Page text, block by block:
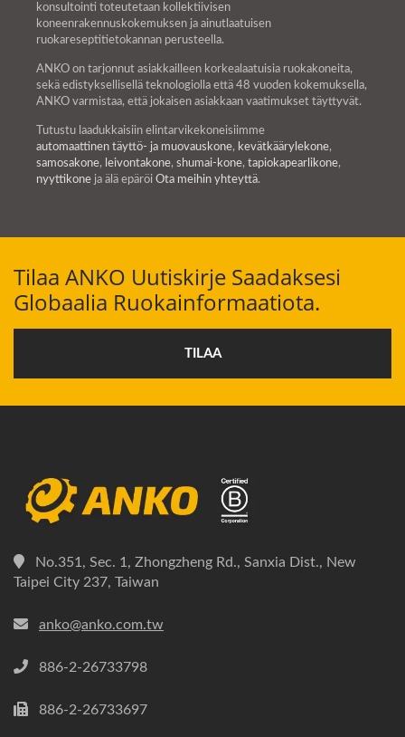
konsultointi toteutetaan kollektiivisen
koneenrakennuskokemuksen ja ainutlaatuisen
ruokareseptitietokannan perusteella.
ANKO on tarjonnut asiakkailleen korkealaatuisia ruokakoneita,
sekä edistyksellisellä teknologiolla että 48 vuoden kokemuksella,
ANKO varmistaa, että jokaisen asiakkaan vaatimukset täyttyvät.
Tutustu laadukkaisiin elintarvikekoneisiimme
automaattinen täyttö- ja muovauskone, kevätkäärylekone,
samosakone, leivontakone, shumai-kone, tapiokapearlikone,
nyyttikone ja älä epäröi Ota meihin yhteyttä.
Tilaa ANKO Uutiskirje Saadaksesi
Globaalia Ruokainformaatiota.
TILAA
No.351, Sec. 1, Zhongzheng Rd., Sanxia Dist., New
Taipei City 237, Taiwan
anko@anko.com.tw
886-2-26733798
886-2-26733697